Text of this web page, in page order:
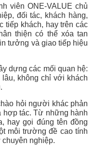
viên ONE-VALUE chủ
đối tác, khách hàng,
tiếp khách, hay trên các
thiện có thể xóa tan
tưởng và giao tiếp hiệu
dựng các mối quan hệ:
không chỉ với khách
hỏi người khác phản
hợp tác. Từ những hành
hay gọi đúng tên đồng
môi trường đề cao tính
nghiệp.